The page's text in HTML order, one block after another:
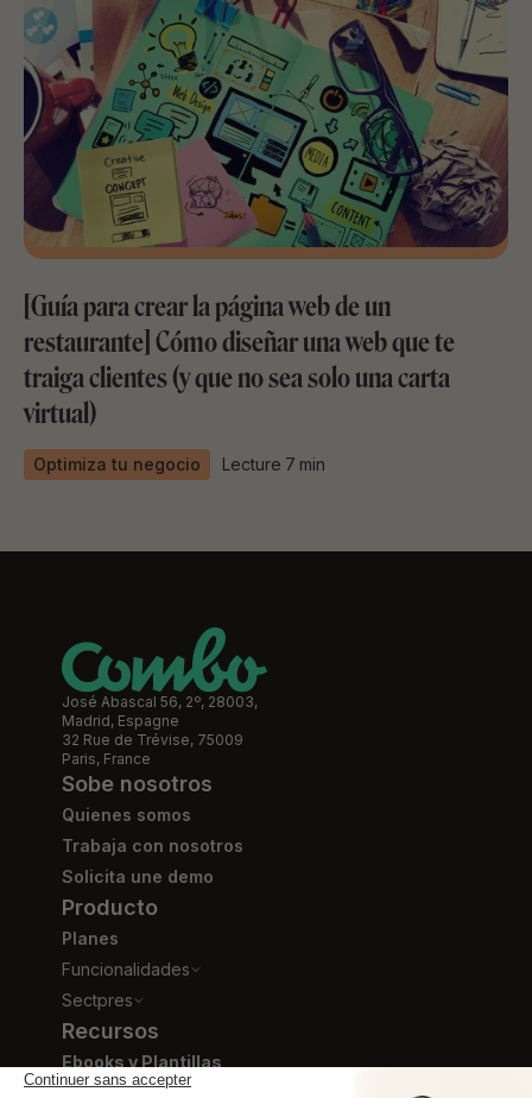
[Guía para crear la página web de un
restaurante] Cómo diseñar una web que te
traiga clientes (y que no sea solo una carta
virtual)
Optimiza tu negocio Lecture 7 min
José Abascal 56, 2º, 28003,
Madrid, Espagne
32 Rue de Trévise, 75009
Paris, France
Sobe nosotros
Quienes somos
Trabaja con nosotros
Solicita une demo
Producto
Planes
Funcionalidades
Sectpres
Recursos
Ebooks y Plantillas
Blog